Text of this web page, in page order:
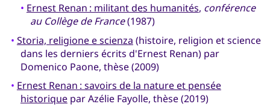
• Ernest Renan : militant des humanités, conférence
au Collège de France(1987)
• Storia, religione e scienza (histoire, religion et science
dans les derniers écrits d'Ernest Renan) par
Domenico Paone, thèse (2009)
• Ernest Renan : savoirs de la nature et pensée
historiquepar Azélie Fayolle, thèse (2019)